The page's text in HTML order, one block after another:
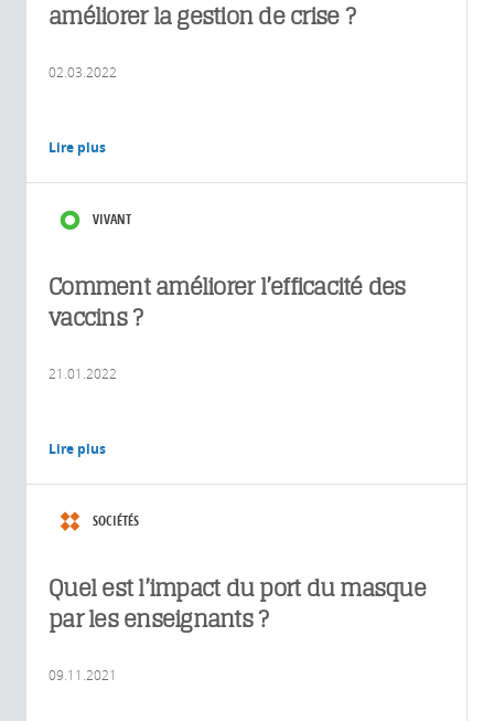
améliorer la gestion de crise ?
02.03.2022
Lire plus
VIVANT
Comment améliorer l’efficacité des
vaccins ?
21.01.2022
Lire plus
SOCIÉTÉS
Quel est l’impact du port du masque
par les enseignants ?
09.11.2021